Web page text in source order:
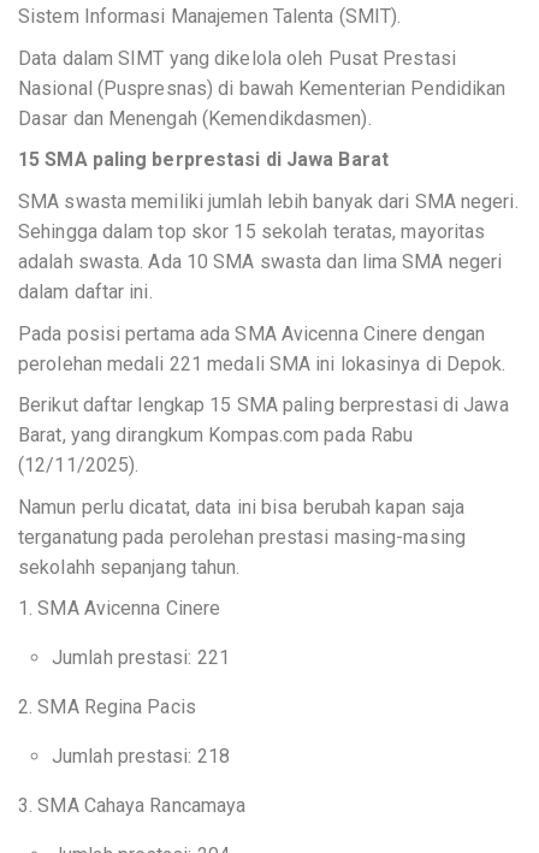
Sistem Informasi Manajemen Talenta (SMIT).
Data dalam SIMT yang dikelola oleh Pusat Prestasi
Nasional (Puspresnas) di bawah Kementerian Pendidikan
Dasar dan Menengah (Kemendikdasmen).
15 SMA paling berprestasi di Jawa Barat
SMA swasta memiliki jumlah lebih banyak dari SMA negeri.
Sehingga dalam top skor 15 sekolah teratas, mayoritas
adalah swasta. Ada 10 SMA swasta dan lima SMA negeri
dalam daftar ini.
Pada posisi pertama ada SMA Avicenna Cinere dengan
perolehan medali 221 medali SMA ini lokasinya di Depok.
Berikut daftar lengkap 15 SMA paling berprestasi di Jawa
Barat, yang dirangkum Kompas.com pada Rabu
(12/11/2025).
Namun perlu dicatat, data ini bisa berubah kapan saja
terganatung pada perolehan prestasi masing-masing
sekolahh sepanjang tahun.
1. SMA Avicenna Cinere
Jumlah prestasi: 221
2. SMA Regina Pacis
Jumlah prestasi: 218
3. SMA Cahaya Rancamaya